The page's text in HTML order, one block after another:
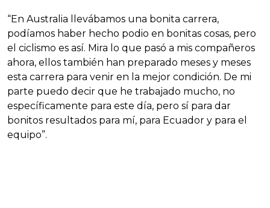
“En Australia llevábamos una bonita carrera,
podíamos haber hecho podio en bonitas cosas, pero
el ciclismo es así. Mira lo que pasó a mis compañeros
ahora, ellos también han preparado meses y meses
esta carrera para venir en la mejor condición. De mi
parte puedo decir que he trabajado mucho, no
específicamente para este día, pero sí para dar
bonitos resultados para mí, para Ecuador y para el
equipo”.